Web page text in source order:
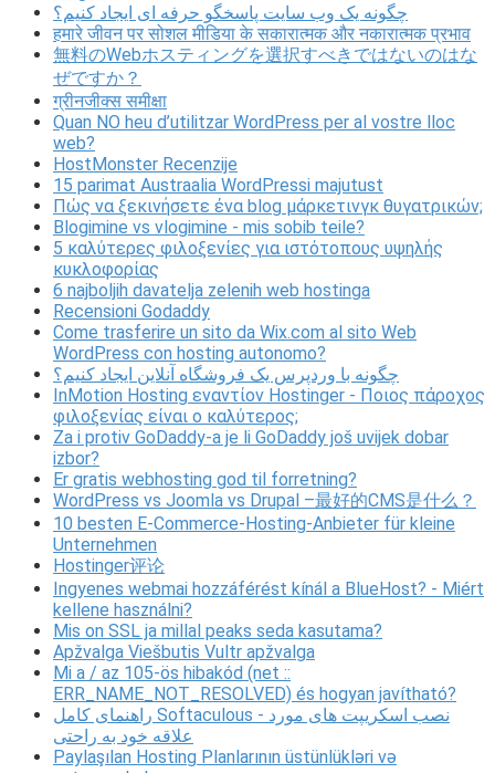
چگونه یک وب سایت پاسخگو حرفه ای ایجاد کنیم؟
हमारे जीवन पर सोशल मीडिया के सकारात्मक और नकारात्मक प्रभाव
無料のWebホスティングを選択すべきではないのはな
ぜですか？
ग्रीनजीक्स समीक्षा
Quan NO heu d’utilitzar WordPress per al vostre lloc
web?
HostMonster Recenzije
15 parimat Austraalia WordPressi majutust
Πώς να ξεκινήσετε ένα blog μάρκετινγκ θυγατρικών;
Blogimine vs vlogimine - mis sobib teile?
5 καλύτερες φιλοξενίες για ιστότοπους υψηλής
κυκλοφορίας
6 najboljih davatelja zelenih web hostinga
Recensioni Godaddy
Come trasferire un sito da Wix.com al sito Web
WordPress con hosting autonomo?
چگونه با وردپرس یک فروشگاه آنلاین ایجاد کنیم؟
InMotion Hosting εναντίον Hostinger - Ποιος πάροχος
φιλοξενίας είναι ο καλύτερος;
Za i protiv GoDaddy-a je li GoDaddy još uvijek dobar
izbor?
Er gratis webhosting god til forretning?
WordPress vs Joomla vs Drupal –最好的CMS是什么？
10 besten E-Commerce-Hosting-Anbieter für kleine
Unternehmen
Hostinger评论
Ingyenes webmai hozzáférést kínál a BlueHost? - Miért
kellene használni?
Mis on SSL ja millal peaks seda kasutama?
Apžvalga Viešbutis Vultr apžvalga
Mi a / az 105-ös hibakód (net ::
ERR_NAME_NOT_RESOLVED) és hogyan javítható?
راهنمای کامل Softaculous - نصب اسکریپت های مورد
علاقه خود به راحتی
Paylaşılan Hosting Planlarının üstünlükləri və